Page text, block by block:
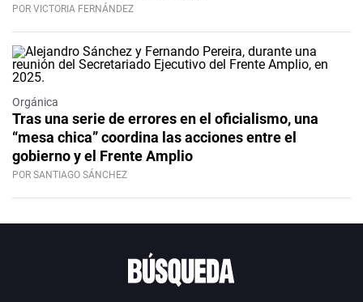
POR VICTORIA FERNÁNDEZ
Orgánica
Tras una serie de errores en el oficialismo, una
“mesa chica” coordina las acciones entre el
gobierno y el Frente Amplio
POR SANTIAGO SÁNCHEZ